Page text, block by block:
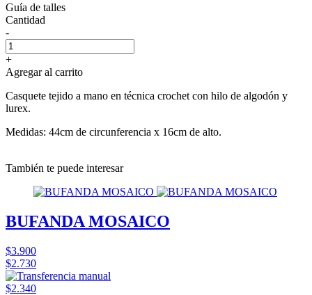
Guía de talles
Cantidad
-
+
Agregar al carrito
Casquete tejido a mano en técnica crochet con hilo de algodón y
lurex.
Medidas: 44cm de circunferencia x 16cm de alto.
También te puede interesar
BUFANDA MOSAICO
$3.900
$2.730
$2.340